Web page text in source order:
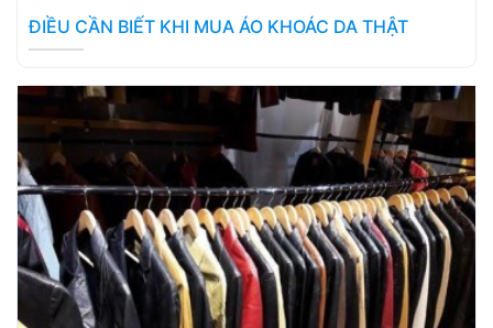
ĐIỀU CẦN BIẾT KHI MUA ÁO KHOÁC DA THẬT